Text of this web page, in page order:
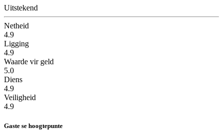
Uitstekend
Netheid
4.9
Ligging
4.9
Waarde vir geld
5.0
Diens
4.9
Veiligheid
4.9
Gaste se hoogtepunte